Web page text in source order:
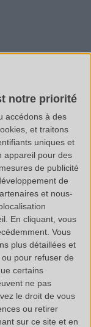
notre priorité
accédons à des
et traitons
uniques et
appareil pour des
de publicité
de
et nous-
En cliquant, vous
Vous
plus détaillées et
pour refuser de
certains
ne pas
le droit de vous
ou retirer
sur ce site et en
69